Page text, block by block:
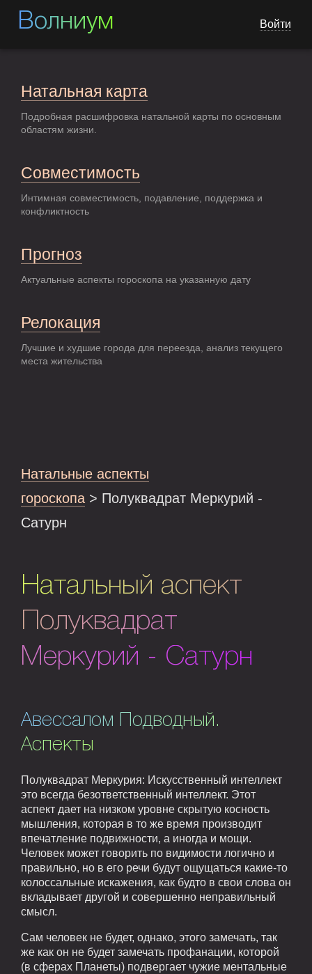
Волниум Войти
Натальная карта
Подробная расшифровка натальной карты по основным
областям жизни.
Совместимость
Интимная совместимость, подавление, поддержка и
конфликтность
Прогноз
Актуальные аспекты гороскопа на указанную дату
Релокация
Лучшие и худшие города для переезда, анализ текущего
места жительства
Натальные аспекты
гороскопа > Полуквадрат Меркурий -
Сатурн
Натальный аспект
Полуквадрат
Меркурий - Сатурн
Авессалом Подводный.
Аспекты
Полуквадрат Меркурия: Искусственный интеллект
это всегда безответственный интеллект. Этот
аспект дает на низком уровне скрытую косность
мышления, которая в то же время производит
впечатление подвижности, а иногда и мощи.
Человек может говорить по видимости логично и
правильно, но в его речи будут ощущаться какие-то
колоссальные искажения, как будто в свои слова он
вкладывает другой и совершенно неправильный
смысл.
Сам человек не будет, однако, этого замечать, так
же как он не будет замечать профанации, которой
(в сферах Планеты) подвергает чужие ментальные